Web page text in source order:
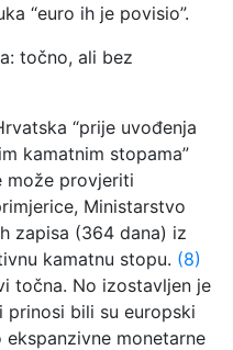
“euro ih je povisio”.
točno, ali bez
“prije uvođenja
kamatnim stopama”
može provjeriti
Ministarstvo
zapisa (364 dana) iz
kamatnu stopu. (8)
točna. No izostavljen je
prinosi bili su europski
monetarne